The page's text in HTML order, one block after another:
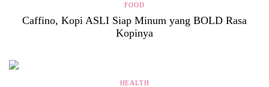
FOOD
Caffino, Kopi ASLI Siap Minum yang BOLD Rasa
Kopinya
HEALTH